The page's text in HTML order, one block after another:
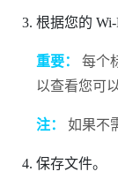
根据您的
重要：
每个
以查看您可
注： 如果不
保存文件。